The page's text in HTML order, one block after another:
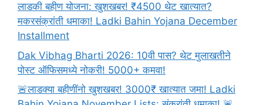
लाडकी बहीण योजना: खुशखबर! ₹4500 थेट खात्यात?
मकरसंक्रांती धमाका! Ladki Bahin Yojana December
Installment
Dak Vibhag Bharti 2026: 10वी पास? थेट मुलाखतीने
पोस्ट ऑफिसमध्ये नोकरी! 5000+ कमवा!
🚨लाडक्या बहीणींनो खुशखबर! 3000₹ खात्यात जमा! Ladki